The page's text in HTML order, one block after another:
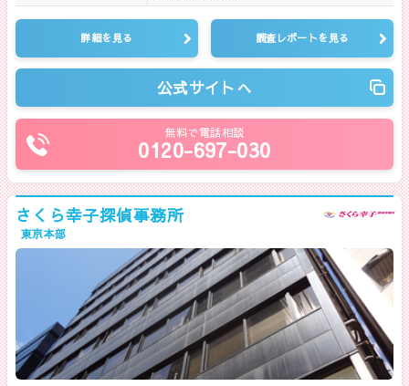
詳細を見る 調査レポートを見る
公式サイトへ
無料で電話相談
0120-697-030
さくら幸子探偵事務所
東京本部